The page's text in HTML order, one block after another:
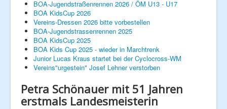
Veranstaltungen
Verein
Vorstand
Geschichte
Mitglied werden
Fan - Artikel
Clubkalender
Unsere Sponsoren
Rennlizenzen
Next Generation
Hobby
BOA-Jugendstraßenrennen 2026 / ÖM U13 - U17
BOA KidsCup 2026
Vereins-Dressen 2026 bitte vorbestellen
BOA-Jugendstrassenrennen 2025
BOA KidsCup 2025
BOA Kids Cup 2025 - wieder in Marchtrenk
Junior Lucas Kraus startet bei der Cyclocross-WM
Vereins"urgestein" Josef Lehner verstorben
Petra Schönauer mit 51 Jahren
erstmals Landesmeisterin